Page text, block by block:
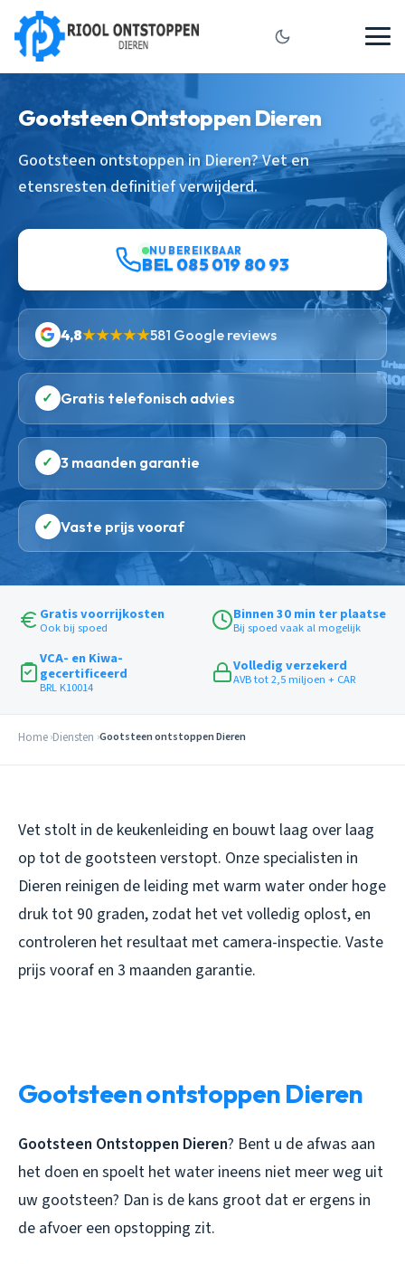
Gootsteen Ontstoppen Dieren
Gootsteen ontstoppen in Dieren? Vet en
etensresten definitief verwijderd.
NU BEREIKBAAR
BEL 085 019 80 93
4,8★★★★★581 Google reviews
✓ Gratis telefonisch advies
✓ 3 maanden garantie
✓ Vaste prijs vooraf
Gratis voorrijkosten
Ook bij spoed
Binnen 30 min ter plaatse
Bij spoed vaak al mogelijk
VCA- en Kiwa-
gecertificeerd
BRL K10014
Volledig verzekerd
AVB tot 2,5 miljoen + CAR
Home Diensten Gootsteen ontstoppen Dieren
Vet stolt in de keukenleiding en bouwt laag over laag
op tot de gootsteen verstopt. Onze specialisten in
Dieren reinigen de leiding met warm water onder hoge
druk tot 90 graden, zodat het vet volledig oplost, en
controleren het resultaat met camera-inspectie. Vaste
prijs vooraf en 3 maanden garantie.
Gootsteen ontstoppen Dieren
Gootsteen Ontstoppen Dieren? Bent u de afwas aan
het doen en spoelt het water ineens niet meer weg uit
uw gootsteen? Dan is de kans groot dat er ergens in
de afvoer een opstopping zit.